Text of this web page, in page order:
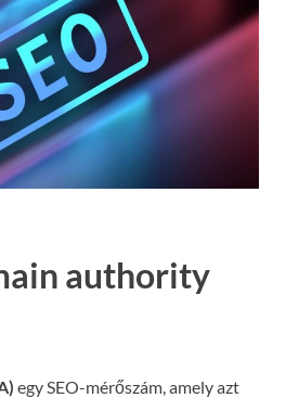
authority
egy SEO-mérőszám, amely azt